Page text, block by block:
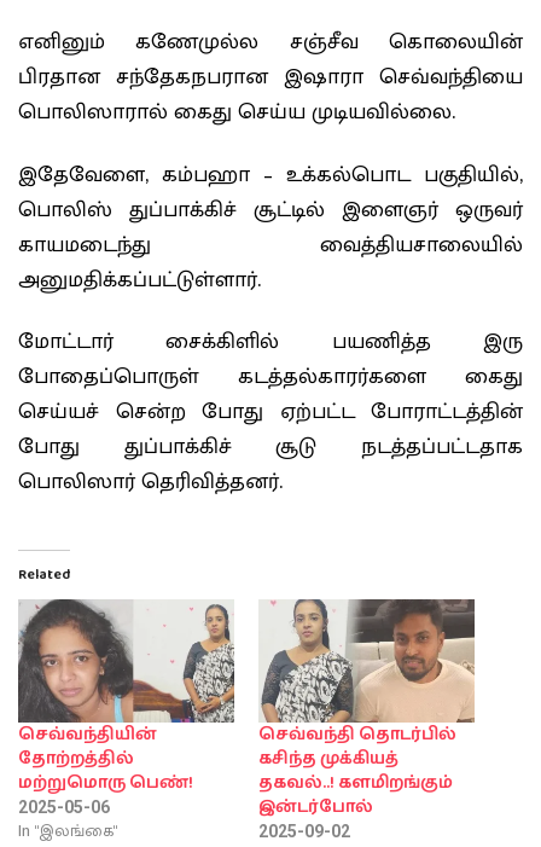
எனினும் கணேமுல்ல சஞ்சீவ கொலையின்
பிரதான சந்தேகநபரான இஷாரா செவ்வந்தியை
பொலிஸாரால் கைது செய்ய முடியவில்லை.
இதேவேளை, கம்பஹா – உக்கல்பொட பகுதியில்,
பொலிஸ் துப்பாக்கிச் சூட்டில் இளைஞர் ஒருவர்
காயமடைந்து வைத்தியசாலையில்
அனுமதிக்கப்பட்டுள்ளார்.
மோட்டார் சைக்கிளில் பயணித்த இரு
போதைப்பொருள் கடத்தல்காரர்களை கைது
செய்யச் சென்ற போது ஏற்பட்ட போராட்டத்தின்
போது துப்பாக்கிச் சூடு நடத்தப்பட்டதாக
பொலிஸார் தெரிவித்தனர்.
Related
செவ்வந்தியின்
தோற்றத்தில்
மற்றுமொரு பெண்!
2025-05-06
In "இலங்கை"
செவ்வந்தி தொடர்பில்
கசிந்த முக்கியத்
தகவல்..! களமிறங்கும்
இன்டர்போல்
2025-09-02